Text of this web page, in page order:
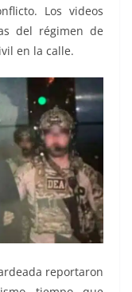
Los videos
del régimen de
en la calle.
reportaron